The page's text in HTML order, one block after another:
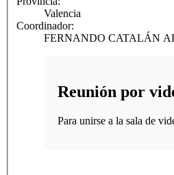
Valencia
Coordinador:
FERNANDO CATALÁN
Reunión por
Para unirse a la sala de